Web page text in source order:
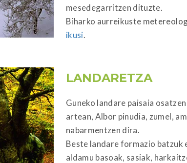
mesedegarritzen dituzte.
Biharko aurreikuste
ikusi.
LANDARETZA
Guneko landare paisaia
artean, Albor pinudia, zumel,
nabarmentzen dira.
Beste landare formazio batzuk
aldamu basoak, sasiak,